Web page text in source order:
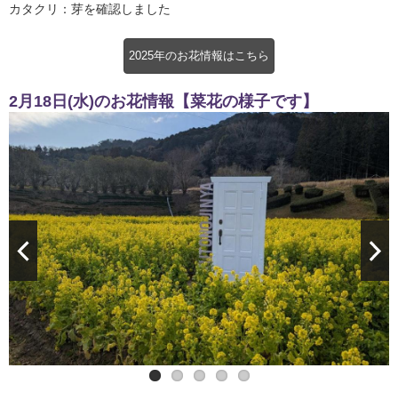
カタクリ：芽を確認しました
2025年のお花情報はこちら
2月18日(水)のお花情報【菜花の様子です】